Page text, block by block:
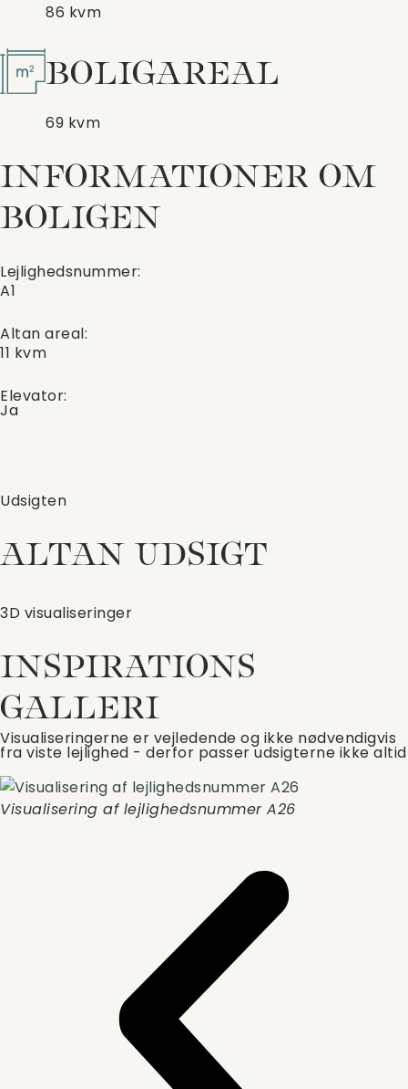
86 kvm
BOLIGAREAL
69 kvm
INFORMATIONER OM
BOLIGEN
Lejlighedsnummer:
A1
Altan areal:
11 kvm
Elevator:
Ja
Udsigten
ALTAN UDSIGT
3D visualiseringer
INSPIRATIONS
GALLERI
Visualiseringerne er vejledende og ikke nødvendigvis
fra viste lejlighed - derfor passer udsigterne ikke altid
Visualisering af lejlighedsnummer A26